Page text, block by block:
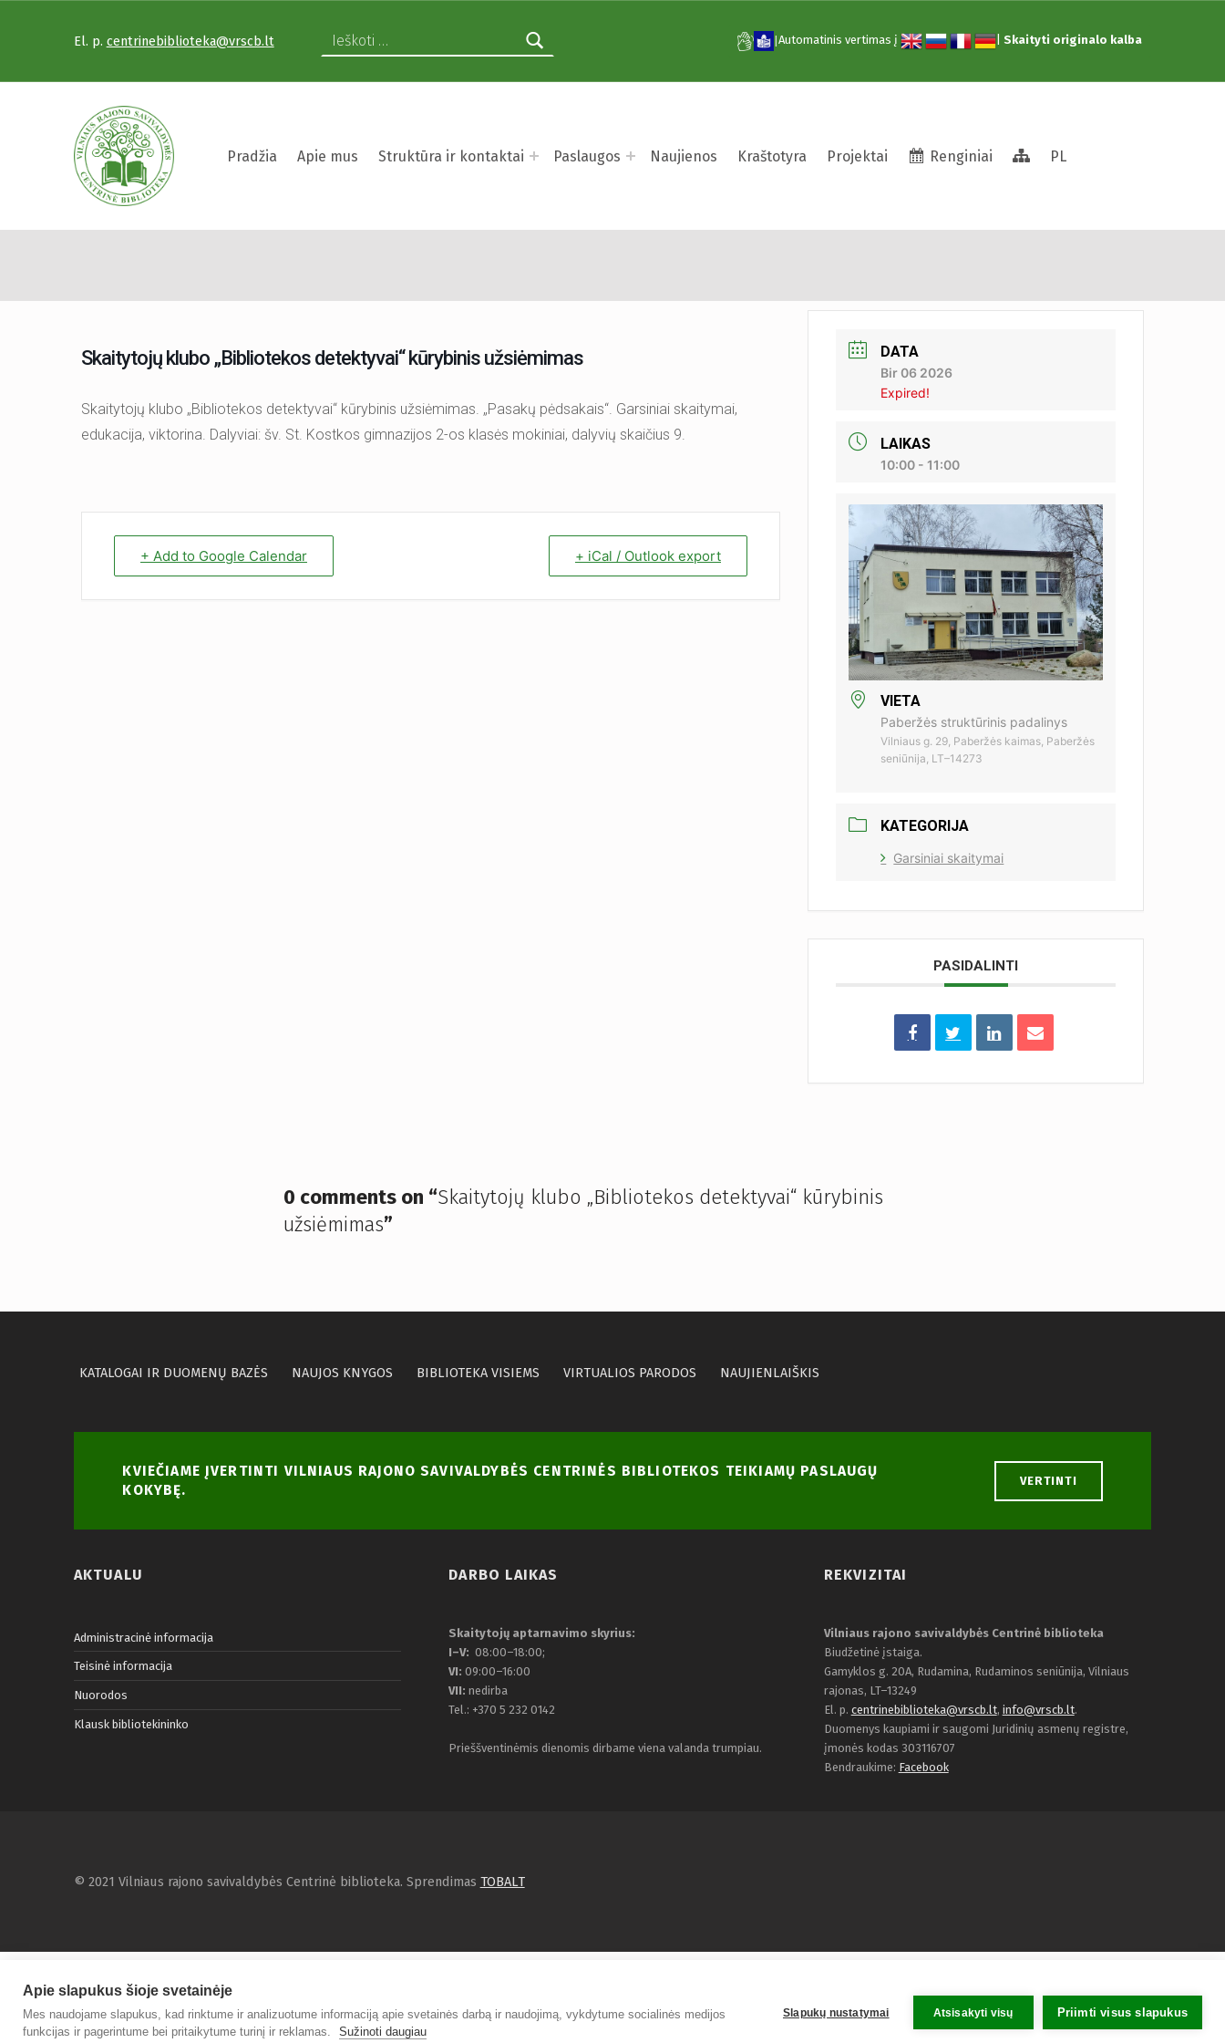
VILNIAUS RAJONO SAVIVALDYBĖS CENTRINĖ BIBLIOTEKA Pradžia Apie mus Struktūra ir kontaktai Paslaugos Naujienos Kraštotyra Projektai Renginiai Struktūra
PL
El. p. centrinebiblioteka@vrscb.lt |Automatinis vertimas į |Skaityti originalo kalba
Skaitytojų klubo „Bibliotekos detektyvai“ kūrybinis užsiėmimas
Skaitytojų klubo „Bibliotekos detektyvai“ kūrybinis užsiėmimas
Skaitytojų klubo „Bibliotekos detektyvai“ kūrybinis užsiėmimas. „Pasakų pėdsakais“. Garsiniai skaitymai,
edukacija, viktorina. Dalyviai: šv. St. Kostkos gimnazijos 2-os klasės mokiniai, dalyvių skaičius 9.
+ Add to Google Calendar + iCal / Outlook export
DATA
Bir 06 2026
Expired!
LAIKAS
10:00 - 11:00
VIETA
Paberžės struktūrinis padalinys
Vilniaus g. 29, Paberžės kaimas, Paberžės
seniūnija, LT–14273
KATEGORIJA
Garsiniai skaitymai
PASIDALINTI
0 comments on “Skaitytojų klubo „Bibliotekos detektyvai“ kūrybinis
užsiėmimas”
KATALOGAI IR DUOMENŲ BAZĖS NAUJOS KNYGOS BIBLIOTEKA VISIEMS VIRTUALIOS PARODOS NAUJIENLAIŠKIS
KVIEČIAME ĮVERTINTI VILNIAUS RAJONO SAVIVALDYBĖS CENTRINĖS BIBLIOTEKOS TEIKIAMŲ PASLAUGŲ
KOKYBĘ.
VERTINTI
AKTUALU
Administracinė informacija
Teisinė informacija
Nuorodos
Klausk bibliotekininko
DARBO LAIKAS
Skaitytojų aptarnavimo skyrius:
I–V: 08:00–18:00;
VI:09:00–16:00
VII: nedirba
Tel.: +370 5 232 0142
Prieššventinėmis dienomis dirbame viena valanda trumpiau.
REKVIZITAI
Vilniaus rajono savivaldybės Centrinė biblioteka
Biudžetinė įstaiga.
Gamyklos g. 20A, Rudamina, Rudaminos seniūnija, Vilniaus
rajonas, LT–13249
El. p. centrinebiblioteka@vrscb.lt, info@vrscb.lt.
Duomenys kaupiami ir saugomi Juridinių asmenų registre,
įmonės kodas 303116707
Bendraukime: Facebook
© 2021 Vilniaus rajono savivaldybės Centrinė biblioteka. Sprendimas TOBALT
Apie slapukus šioje svetainėje
Mes naudojame slapukus, kad rinktume ir analizuotume informaciją apie svetainės darbą ir naudojimą, vykdytume socialinės medijos
funkcijas ir pagerintume bei pritaikytume turinį ir reklamas.
Sužinoti daugiau
Slapukų nustatymai Atsisakyti visų Priimti visus slapukus